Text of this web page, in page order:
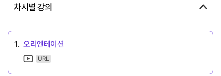
차시별 강의
1. 오리엔테이션
URL